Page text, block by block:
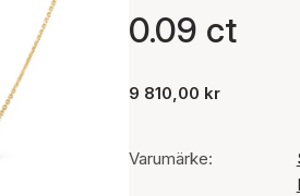
0.09 ct
9 810,00 kr
Varumärke: